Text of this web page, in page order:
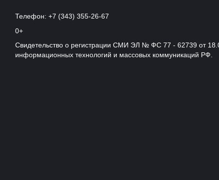
Телефон: +7 (343) 355-26-67
0+
Свидетельство о регистрации СМИ ЭЛ № ФС 77 - 62739 от
информационных технологий и массовых коммуникаций РФ.